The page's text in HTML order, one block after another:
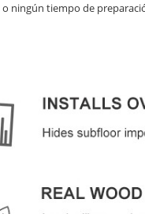
ningún tiempo de